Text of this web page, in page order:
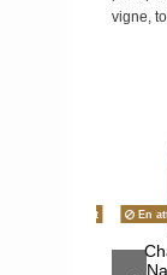
vigne,
de réassort En